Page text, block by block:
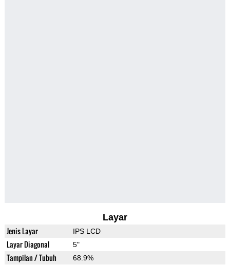
Layar
Jenis Layar IPS LCD
Layar Diagonal 5"
Tampilan / Tubuh 68.9%